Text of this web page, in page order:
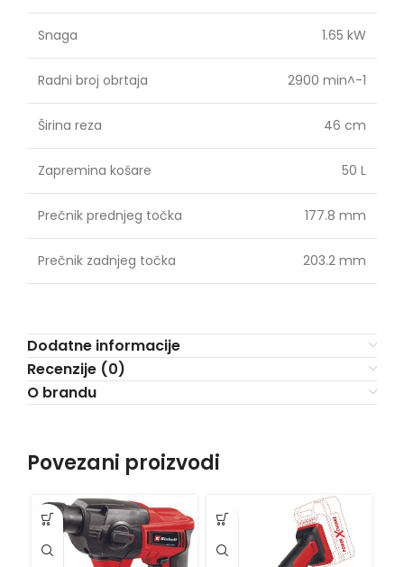
Snaga 1.65 kW
Radni broj obrtaja 2900 min^-1
Širina reza 46 cm
Zapremina košare 50 L
Prečnik prednjeg točka 177.8 mm
Prečnik zadnjeg točka 203.2 mm
Dodatne informacije
Recenzije (0)
O brandu
Povezani proizvodi